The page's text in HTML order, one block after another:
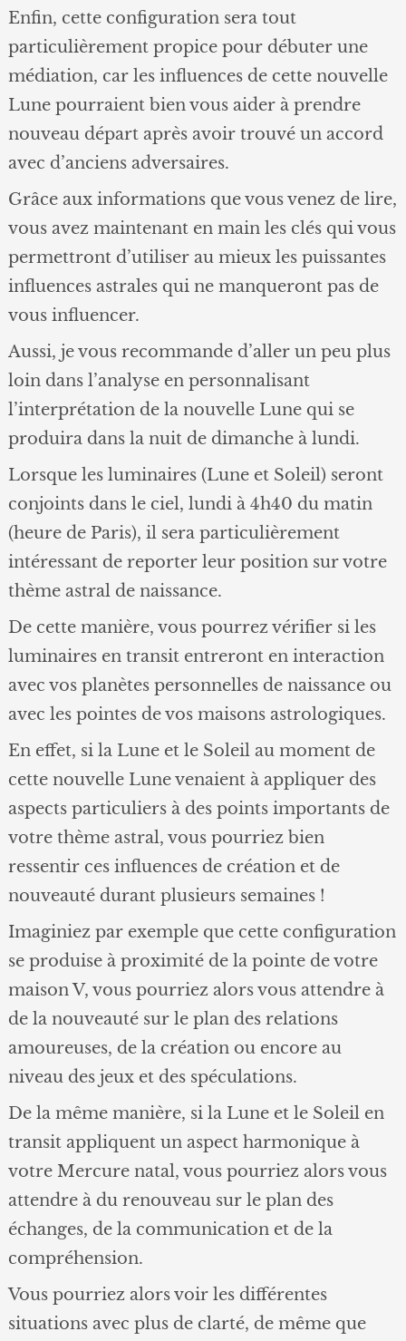
Enfin, cette configuration sera tout
particulièrement propice pour débuter une
médiation, car les influences de cette nouvelle
Lune pourraient bien vous aider à prendre
nouveau départ après avoir trouvé un accord
avec d’anciens adversaires.
Grâce aux informations que vous venez de lire,
vous avez maintenant en main les clés qui vous
permettront d’utiliser au mieux les puissantes
influences astrales qui ne manqueront pas de
vous influencer.
Aussi, je vous recommande d’aller un peu plus
loin dans l’analyse en personnalisant
l’interprétation de la nouvelle Lune qui se
produira dans la nuit de dimanche à lundi.
Lorsque les luminaires (Lune et Soleil) seront
conjoints dans le ciel, lundi à 4h40 du matin
(heure de Paris), il sera particulièrement
intéressant de reporter leur position sur votre
thème astral de naissance.
De cette manière, vous pourrez vérifier si les
luminaires en transit entreront en interaction
avec vos planètes personnelles de naissance ou
avec les pointes de vos maisons astrologiques.
En effet, si la Lune et le Soleil au moment de
cette nouvelle Lune venaient à appliquer des
aspects particuliers à des points importants de
votre thème astral, vous pourriez bien
ressentir ces influences de création et de
nouveauté durant plusieurs semaines !
Imaginiez par exemple que cette configuration
se produise à proximité de la pointe de votre
maison V, vous pourriez alors vous attendre à
de la nouveauté sur le plan des relations
amoureuses, de la création ou encore au
niveau des jeux et des spéculations.
De la même manière, si la Lune et le Soleil en
transit appliquent un aspect harmonique à
votre Mercure natal, vous pourriez alors vous
attendre à du renouveau sur le plan des
échanges, de la communication et de la
compréhension.
Vous pourriez alors voir les différentes
situations avec plus de clarté, de même que